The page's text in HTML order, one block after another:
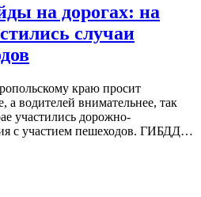
на дорогах: на
случаи
краю просит
а водителей внимательнее, так
участились дорожно-
с участием пешеходов. ГИБДД…